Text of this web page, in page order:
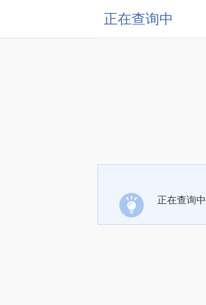
正在查询中
正在查询